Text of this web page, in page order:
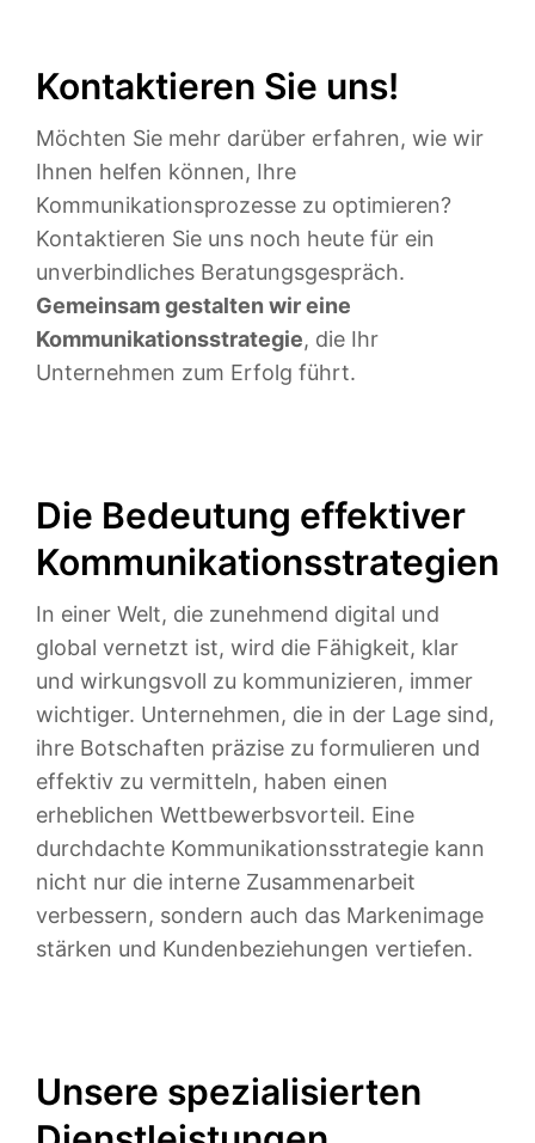
Kontaktieren Sie uns!
Möchten Sie mehr darüber erfahren, wie wir
Ihnen helfen können, Ihre
Kommunikationsprozesse zu optimieren?
Kontaktieren Sie uns noch heute für ein
unverbindliches Beratungsgespräch.
Gemeinsam gestalten wir eine
Kommunikationsstrategie, die Ihr
Unternehmen zum Erfolg führt.
Die Bedeutung effektiver
Kommunikationsstrategien
In einer Welt, die zunehmend digital und
global vernetzt ist, wird die Fähigkeit, klar
und wirkungsvoll zu kommunizieren, immer
wichtiger. Unternehmen, die in der Lage sind,
ihre Botschaften präzise zu formulieren und
effektiv zu vermitteln, haben einen
erheblichen Wettbewerbsvorteil. Eine
durchdachte Kommunikationsstrategie kann
nicht nur die interne Zusammenarbeit
verbessern, sondern auch das Markenimage
stärken und Kundenbeziehungen vertiefen.
Unsere spezialisierten